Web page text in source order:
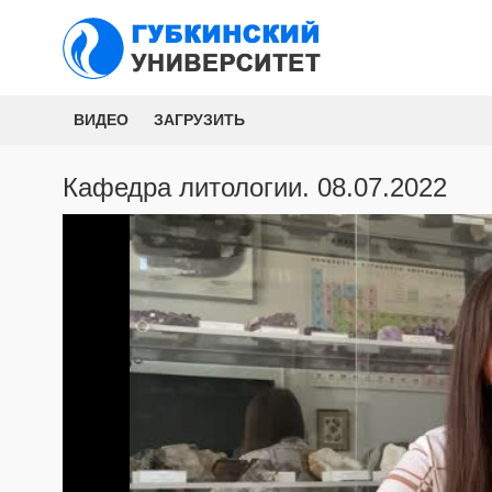
ВИДЕО ЗАГРУЗИТЬ
Кафедра литологии. 08.07.2022